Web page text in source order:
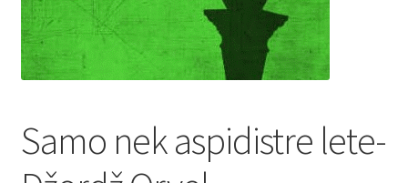
Samo nek aspidistre lete-